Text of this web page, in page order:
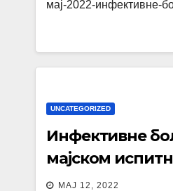
мај-2022-инфективне-
UNCATEGORIZED
Инфективне
мајском
МАЈ 12, 2022